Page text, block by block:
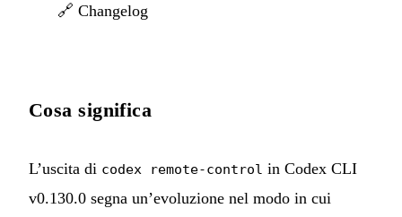
🔗 Changelog
Cosa significa
L’uscita di codex remote-control in Codex CLI
v0.130.0 segna un’evoluzione nel modo in cui